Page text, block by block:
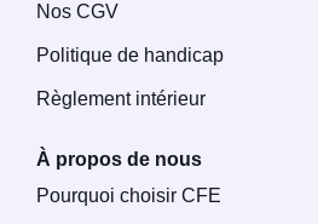
Nos CGV
Politique de handicap
Règlement intérieur
À propos de nous
Pourquoi choisir CFE